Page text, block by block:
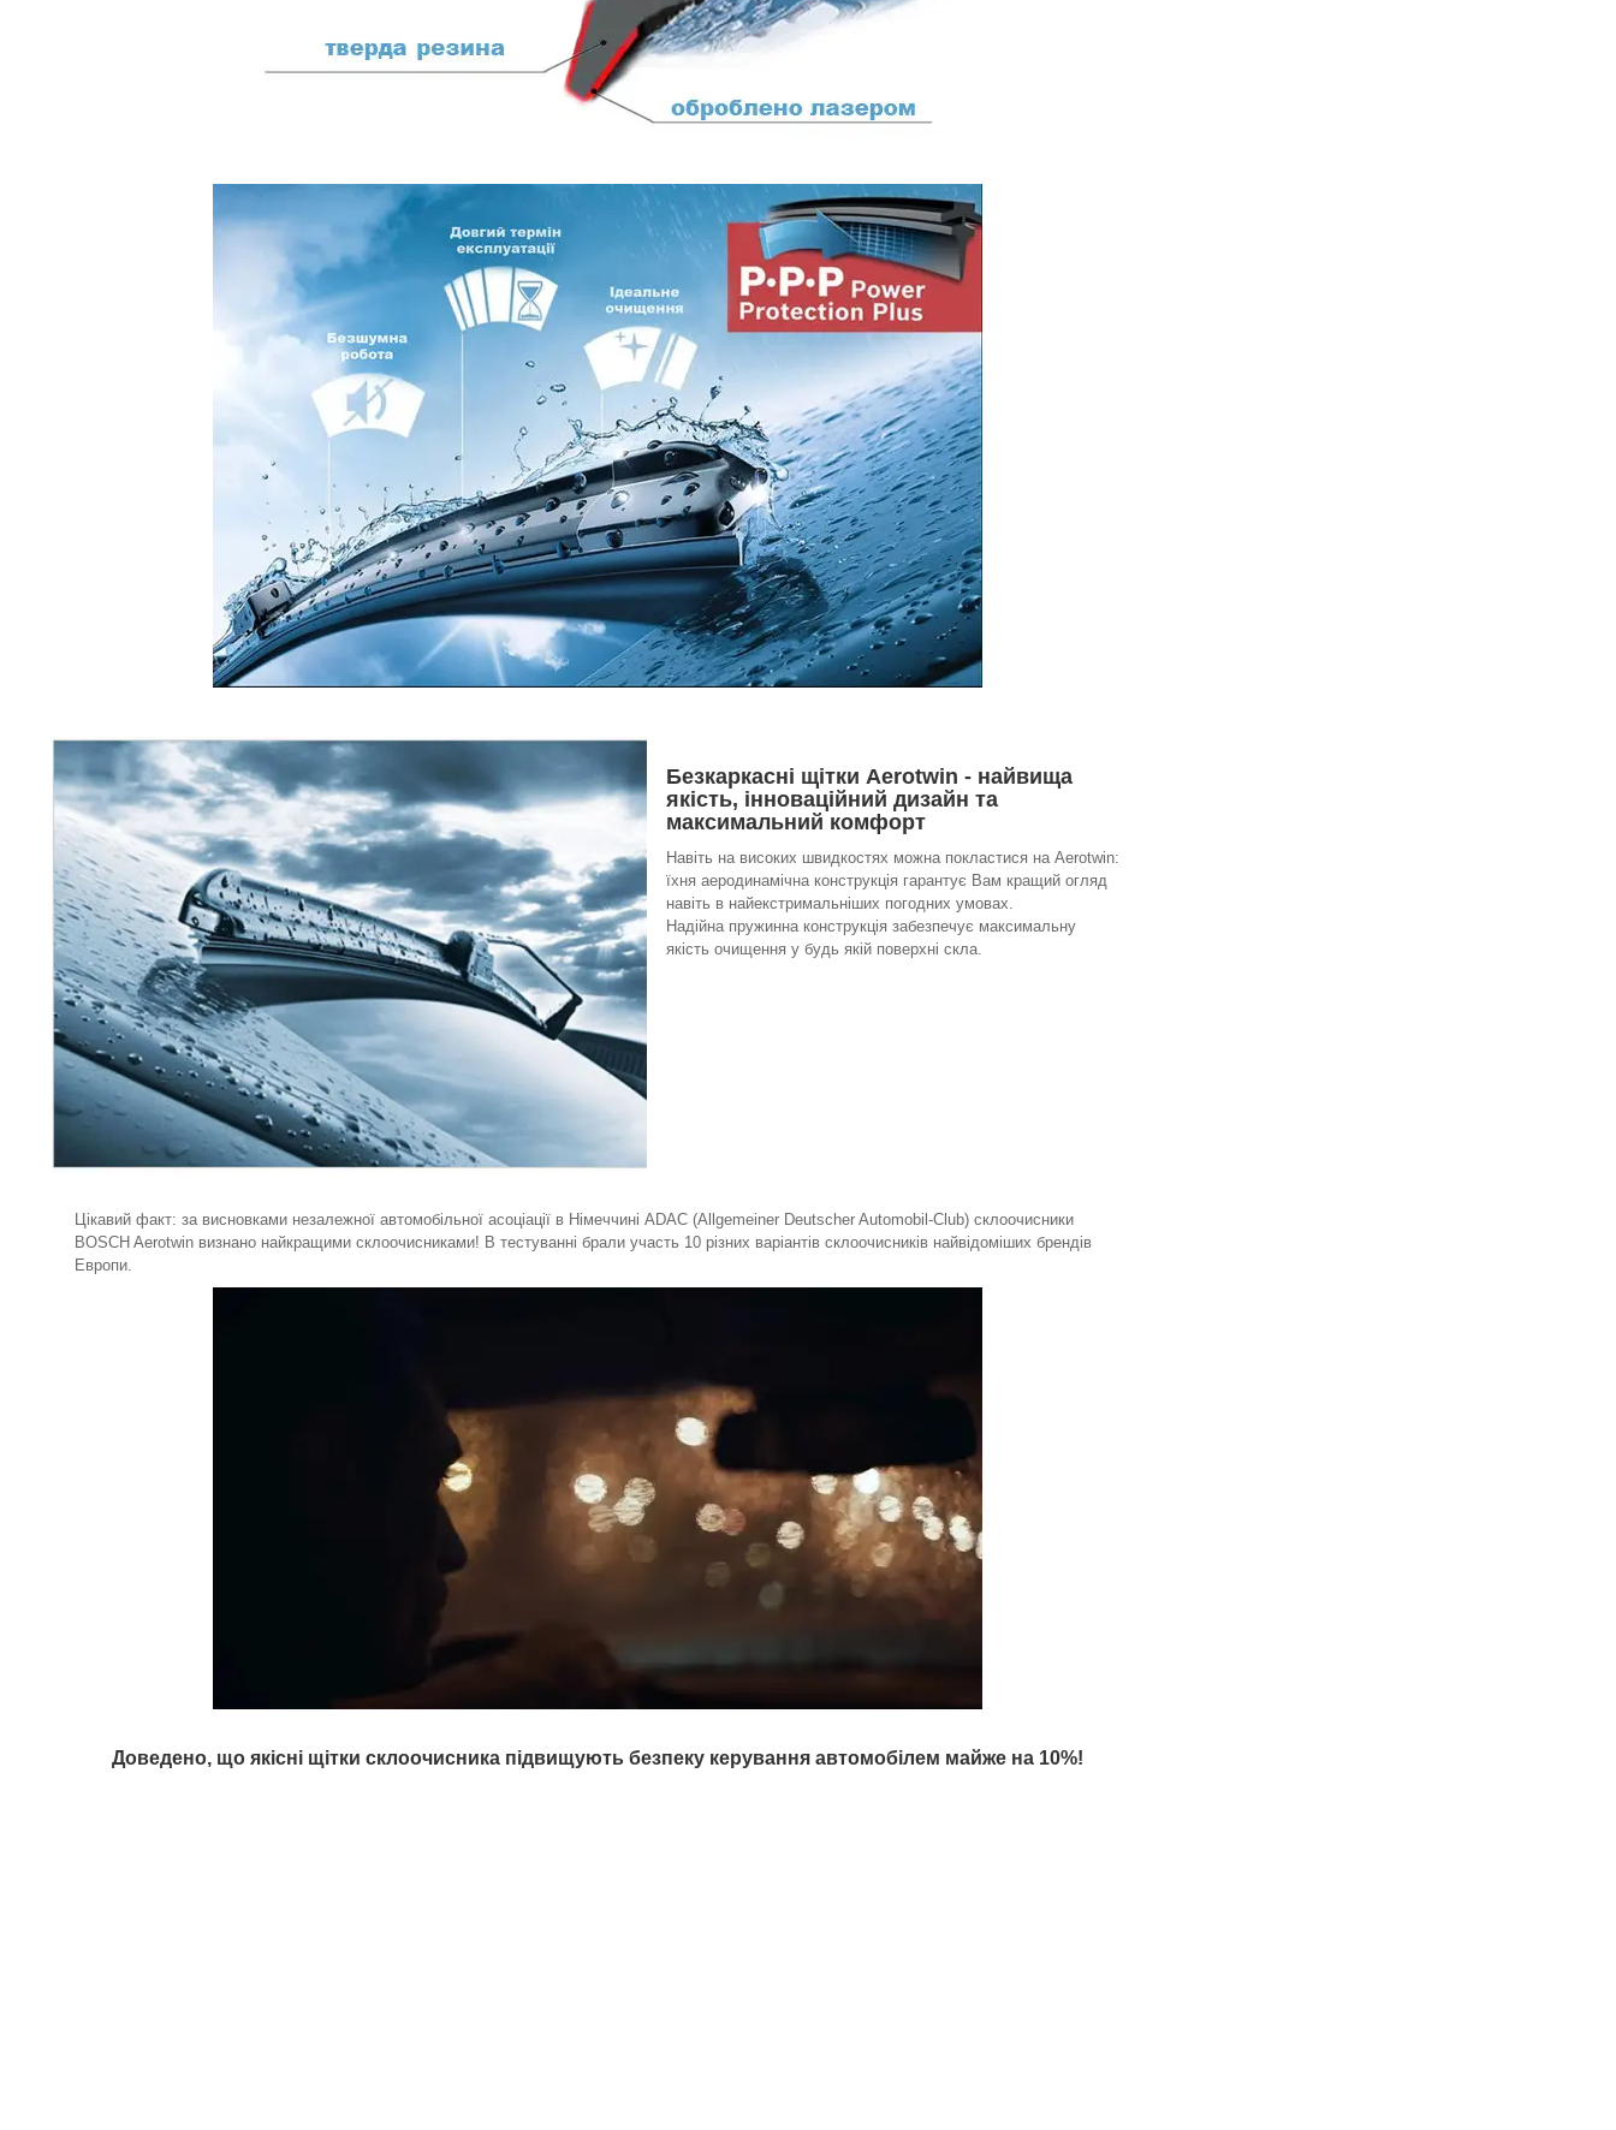
Безкаркасні щітки Aerotwin - найвища
якість, інноваційний дизайн та
максимальний комфорт
Навіть на високих швидкостях можна покластися на Aerotwin:
їхня аеродинамічна конструкція гарантує Вам кращий огляд
навіть в найекстримальніших погодних умовах.
Надійна пружинна конструкція забезпечує максимальну
якість очищення у будь якій поверхні скла.
Цікавий факт: за висновками незалежної автомобільної асоціації в Німеччині ADAC (Allgemeiner Deutscher Automobil-Club) склоочисники
BOSCH Aerotwin визнано найкращими склоочисниками! В тестуванні брали участь 10 різних варіантів склоочисників найвідоміших брендів
Европи.
Доведено, що якісні щітки склоочисника підвищують безпеку керування автомобілем майже на 10%!